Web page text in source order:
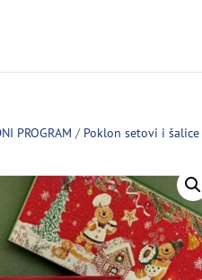
PROGRAM / Poklon setovi i šalice